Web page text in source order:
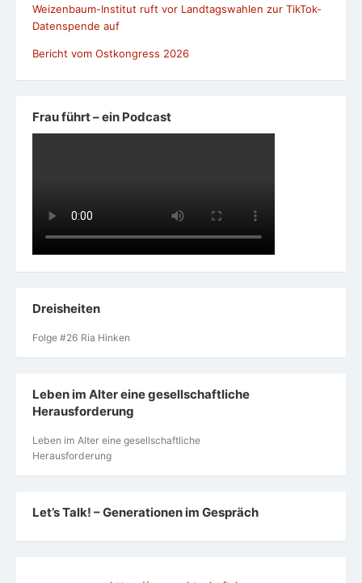
Weizenbaum-Institut ruft vor Landtagswahlen zur TikTok-
Datenspende auf
Bericht vom Ostkongress 2026
Frau führt – ein Podcast
Dreisheiten
Folge #26 Ria Hinken
Leben im Alter eine gesellschaftliche
Herausforderung
Leben im Alter eine gesellschaftliche
Herausforderung
Let’s Talk! – Generationen im Gespräch